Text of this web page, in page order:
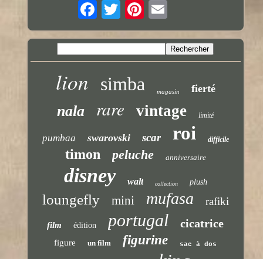
lion simba magasin fierté
nala rare vintage limité
pumbaa swarovski scar roi difficile
timon peluche anniversaire
disney walt collection plush
loungefly mini mufasa rafiki
film édition portugal cicatrice
figure un film figurine sac à dos